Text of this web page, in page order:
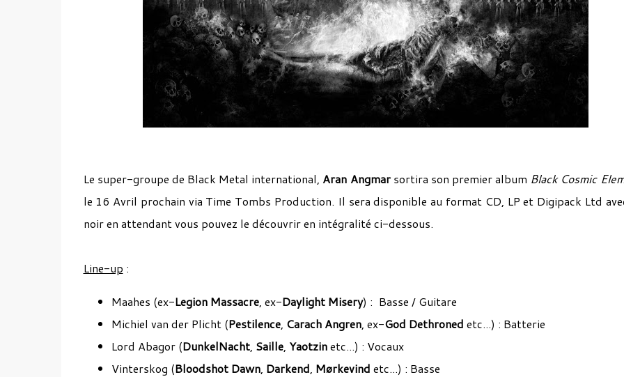
Le super-groupe de Black Metal international, Aran Angmarsortira son premier album Black Cosmic
le 16 Avril prochain via Time Tombs Production. Il sera disponible au format CD, LP et Digipack Ltd
noir en attendant vous pouvez le découvrir en intégralité ci-dessous.
Line-up :
Maahes (ex-Legion Massacre, ex-Daylight Misery) : Basse / Guitare
Michiel van der Plicht (Pestilence, Carach Angren, ex-God Dethroned etc...) : Batterie
Lord Abagor (DunkelNacht, Saille, Yaotzinetc...) : Vocaux
Vinterskog (Bloodshot Dawn, Darkend, Mørkevind etc...) : Basse